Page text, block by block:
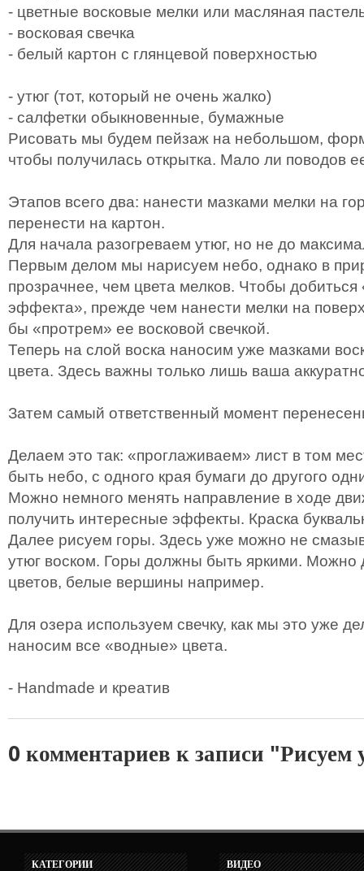
- цветные восковые мелки или масляная
- восковая свечка
- белый картон с глянцевой поверхностью
- утюг (тот, который не очень жалко)
- салфетки обыкновенные, бумажные
Рисовать мы будем пейзаж на небольшом,
чтобы получилась открытка. Мало ли поводов
Этапов всего два: нанести мазками мелки на
перенести на картон.
Для начала разогреваем утюг, но не до
Первым делом мы нарисуем небо, однако в
прозрачнее, чем цвета мелков. Чтобы добиться
эффекта», прежде чем нанести мелки на
бы «протрем» ее восковой свечкой.
Теперь на слой воска наносим уже мазками
цвета. Здесь важны только лишь ваша
Затем самый ответственный момент
Делаем это так: «проглаживаем» лист в том
быть небо, с одного края бумаги до другого
Можно немного менять направление в ходе
получить интересные эффекты. Краска
Далее рисуем горы. Здесь уже можно не
утюг воском. Горы должны быть яркими. Можно
цветов, белые вершины например.
Для озера используем свечку, как мы это уже
наносим все «водные» цвета.
- Handmade и креатив
0 комментариев к записи "Рисуем
КАТЕГОРИИ ВИДЕО